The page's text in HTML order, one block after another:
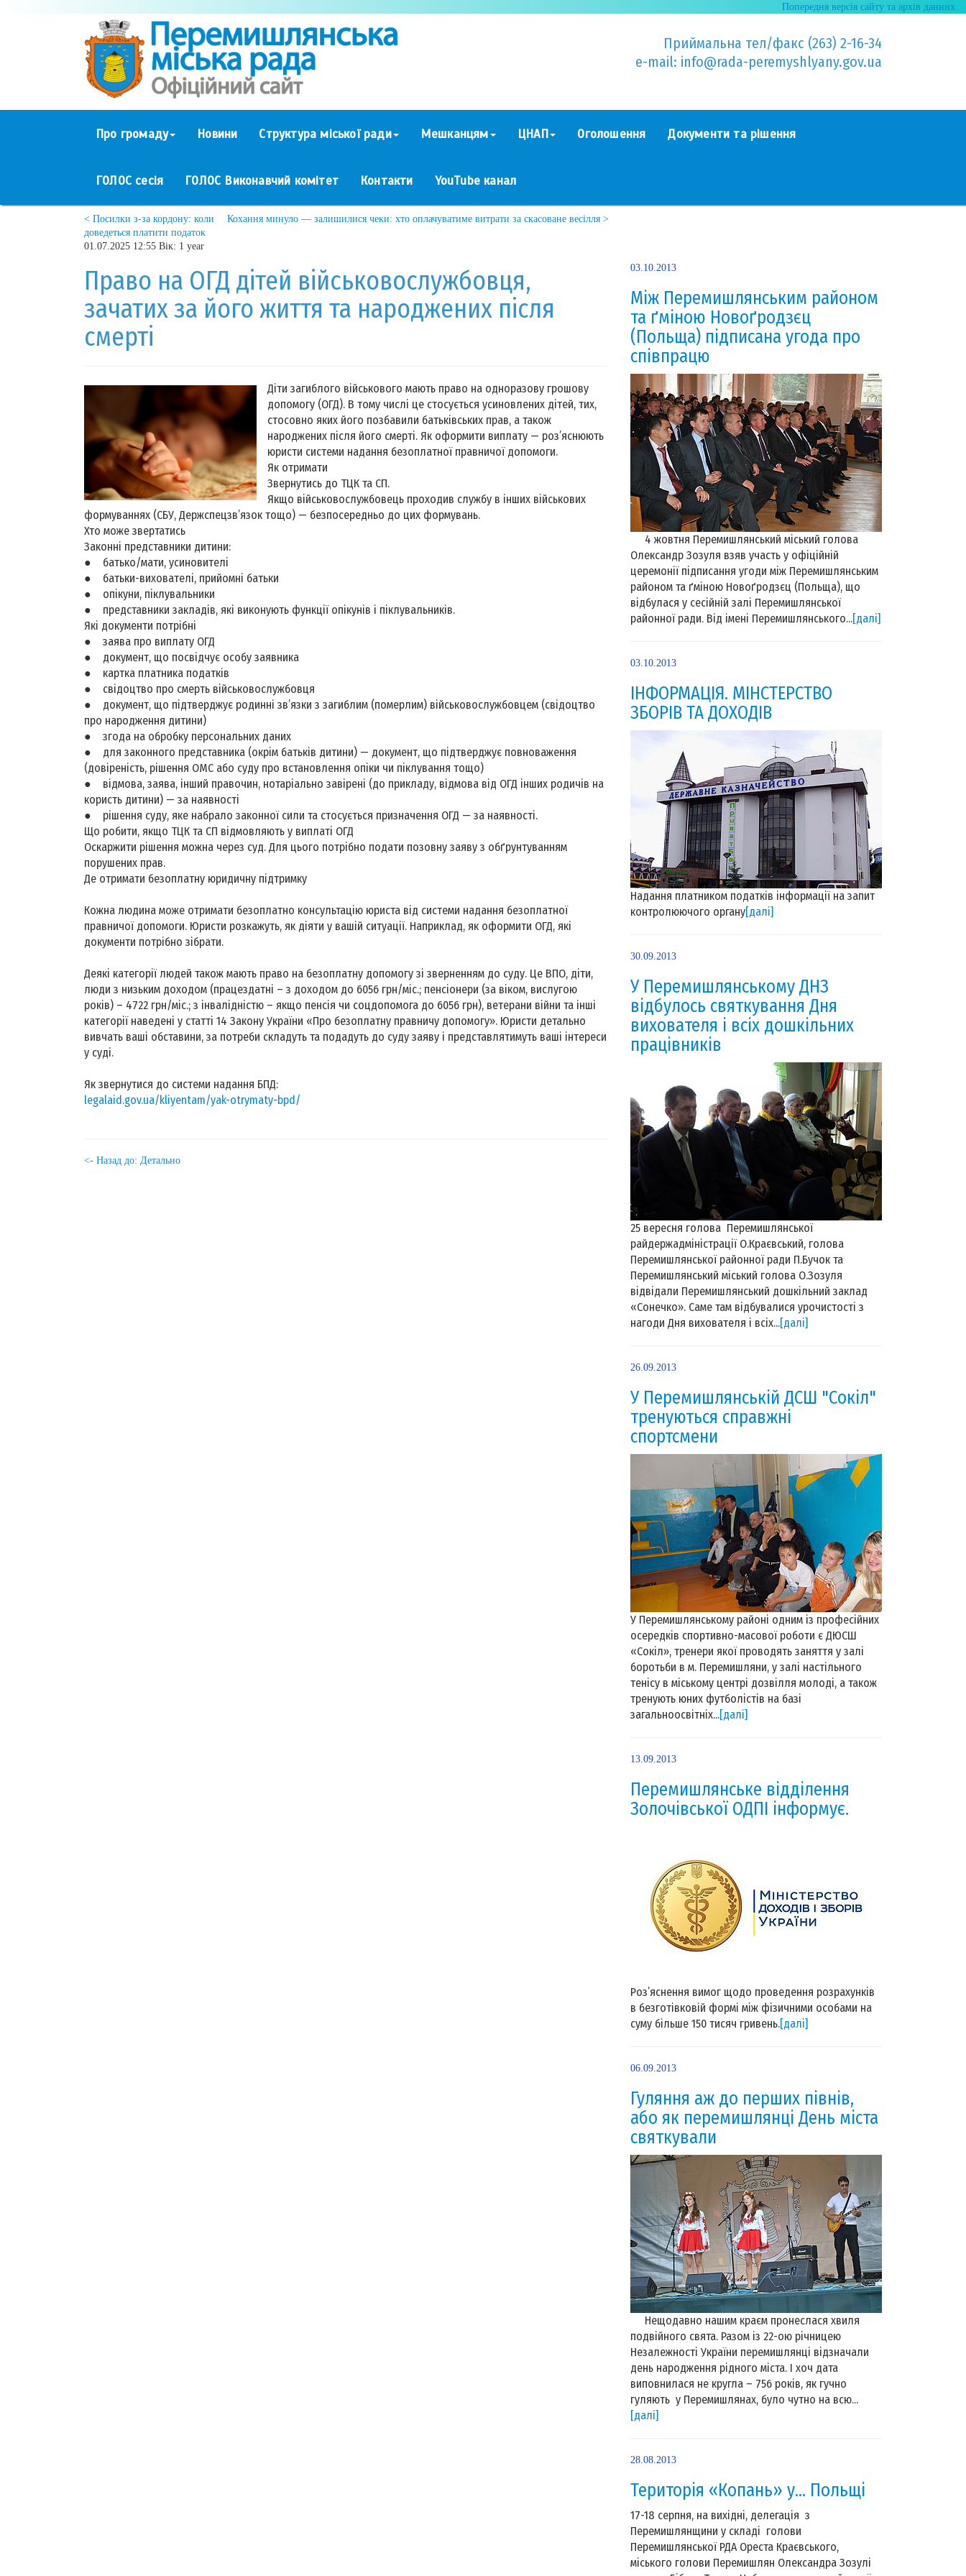
Попередня версія сайту та архів данних
Приймальна тел/факс (263) 2-16-34
e-mail: info@rada-peremyshlyany.gov.ua
Про громаду Новини Структура міської ради Мешканцям ЦНАП Оголошення Документи та рішення
ГОЛОС сесія ГОЛОС Виконавчий комітет Контакти YouTube канал
Кохання минуло — залишилися чеки: хто оплачуватиме витрати за скасоване весілля >
< Посилки з-за кордону: коли
доведеться платити податок
01.07.2025 12:55 Вік: 1 year
Право на ОГД дітей військовослужбовця,
зачатих за його життя та народжених після
смерті
Діти загиблого військового мають право на одноразову грошову
допомогу (ОГД). В тому числі це стосується усиновлених дітей, тих,
стосовно яких його позбавили батьківських прав, а також
народжених після його смерті. Як оформити виплату — роз’яснюють
юристи системи надання безоплатної правничої допомоги.
Як отримати
Звернутись до ТЦК та СП.
Якщо військовослужбовець проходив службу в інших військових
формуваннях (СБУ, Держспецзв’язок тощо) — безпосередньо до цих формувань.
Хто може звертатись
Законні представники дитини:
● батько/мати, усиновителі
● батьки-вихователі, прийомні батьки
● опікуни, піклувальники
● представники закладів, які виконують функції опікунів і піклувальників.
Які документи потрібні
● заява про виплату ОГД
● документ, що посвідчує особу заявника
● картка платника податків
● свідоцтво про смерть військовослужбовця
● документ, що підтверджує родинні зв’язки з загиблим (померлим) військовослужбовцем (свідоцтво
про народження дитини)
● згода на обробку персональних даних
● для законного представника (окрім батьків дитини) — документ, що підтверджує повноваження
(довіреність, рішення ОМС або суду про встановлення опіки чи піклування тощо)
● відмова, заява, інший правочин, нотаріально завірені (до прикладу, відмова від ОГД інших родичів на
користь дитини) — за наявності
● рішення суду, яке набрало законної сили та стосується призначення ОГД — за наявності.
Що робити, якщо ТЦК та СП відмовляють у виплаті ОГД
Оскаржити рішення можна через суд. Для цього потрібно подати позовну заяву з обґрунтуванням
порушених прав.
Де отримати безоплатну юридичну підтримку
Кожна людина може отримати безоплатно консультацію юриста від системи надання безоплатної
правничої допомоги. Юристи розкажуть, як діяти у вашій ситуації. Наприклад, як оформити ОГД, які
документи потрібно зібрати.
Деякі категорії людей також мають право на безоплатну допомогу зі зверненням до суду. Це ВПО, діти,
люди з низьким доходом (працездатні – з доходом до 6056 грн/міс.; пенсіонери (за віком, вислугою
років) – 4722 грн/міс.; з інвалідністю – якщо пенсія чи соцдопомога до 6056 грн), ветерани війни та інші
категорії наведені у статті 14 Закону України «Про безоплатну правничу допомогу». Юристи детально
вивчать ваші обставини, за потреби складуть та подадуть до суду заяву і представлятимуть ваші інтереси
у суді.
Як звернутися до системи надання БПД:
legalaid.gov.ua/kliyentam/yak-otrymaty-bpd/
<- Назад до: Детально
03.10.2013
Між Перемишлянським районом
та ґміною Новоґродзєц
(Польща) підписана угода про
співпрацю
4 жовтня Перемишлянський міський голова
Олександр Зозуля взяв участь у офіційній
церемонії підписання угоди між Перемишлянським
районом та ґміною Новоґродзєц (Польща), що
відбулася у сесійній залі Перемишлянської
районної ради. Від імені Перемишлянського...[далі]
03.10.2013
ІНФОРМАЦІЯ. МІНСТЕРСТВО
ЗБОРІВ ТА ДОХОДІВ
Надання платником податків інформації на запит
контролюючого органу[далі]
30.09.2013
У Перемишлянському ДНЗ
відбулось святкування Дня
вихователя і всіх дошкільних
працівників
25 вересня голова Перемишлянської
райдержадміністрації О.Краєвський, голова
Перемишлянської районної ради П.Бучок та
Перемишлянський міський голова О.Зозуля
відвідали Перемишлянський дошкільний заклад
«Сонечко». Саме там відбувалися урочистості з
нагоди Дня вихователя і всіх...[далі]
26.09.2013
У Перемишлянській ДСШ "Сокіл"
тренуються справжні
спортсмени
У Перемишлянському районі одним із професійних
осередків спортивно-масової роботи є ДЮСШ
«Сокіл», тренери якої проводять заняття у залі
боротьби в м. Перемишляни, у залі настільного
тенісу в міському центрі дозвілля молоді, а також
тренують юних футболістів на базі
загальноосвітніх...[далі]
13.09.2013
Перемишлянське відділення
Золочівської ОДПІ інформує.
Роз’яснення вимог щодо проведення розрахунків
в безготівковій формі між фізичними особами на
суму більше 150 тисяч гривень.[далі]
06.09.2013
Гуляння аж до перших півнів,
або як перемишлянці День міста
святкували
Нещодавно нашим краєм пронеслася хвиля
подвійного свята. Разом із 22-ою річницею
Незалежності України перемишлянці відзначали
день народження рідного міста. І хоч дата
виповнилася не кругла – 756 років, як гучно
гуляють у Перемишлянах, було чутно на всю...
[далі]
28.08.2013
Територія «Копань» у… Польщі
17-18 серпня, на вихідні, делегація з
Перемишлянщини у складі голови
Перемишлянської РДА Ореста Краєвського,
міського голови Перемишлян Олександра Зозулі